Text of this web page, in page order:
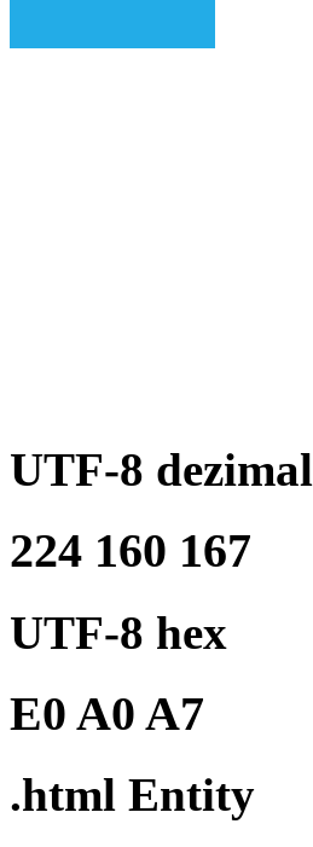
UTF-8 dezimal
224 160 167
UTF-8 hex
E0 A0 A7
.html Entity